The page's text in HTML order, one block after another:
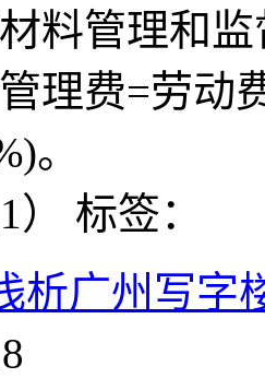
料管理和
理费=劳动
。
） 标签：
析广州写字